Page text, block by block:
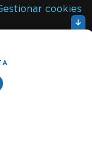
cookies